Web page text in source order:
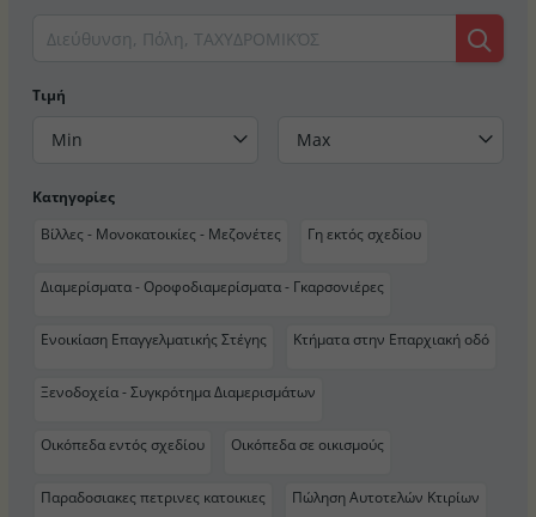
Τιμή
Min Max
Κατηγορίες
Βίλλες - Μονοκατοικίες - Μεζονέτες
Γη εκτός σχεδίου
Διαμερίσματα - Οροφοδιαμερίσματα - Γκαρσονιέρες
Ενοικίαση Επαγγελματικής Στέγης Κτήματα στην Επαρχιακή οδό
Ξενοδοχεία - Συγκρότημα Διαμερισμάτων
Οικόπεδα εντός σχεδίου Οικόπεδα σε οικισμούς
Παραδοσιακες πετρινες κατοικιες Πώληση Αυτοτελών Κτιρίων